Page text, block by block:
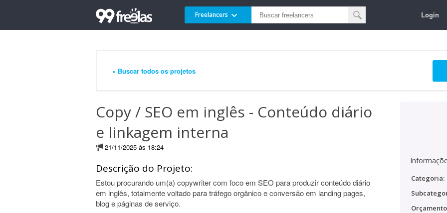
Freelancers Login
« Buscar todos os projetos
Copy / SEO em inglês - Conteúdo diário
e linkagem interna
21/11/2025 às 18:24
Descrição do Projeto:
Estou procurando um(a) copywriter com foco em SEO para produzir conteúdo diário
em inglês, totalmente voltado para tráfego orgânico e conversão em landing pages,
blog e páginas de serviço.
Categoria: